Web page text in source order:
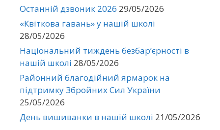
Останній дзвоник 2026 29/05/2026
«Квіткова гавань» у нашій школі
28/05/2026
Національний тиждень безбар’єрності в
нашій школі 28/05/2026
Районний благодійний ярмарок на
підтримку Збройних Сил України
25/05/2026
День вишиванки в нашій школі 21/05/2026